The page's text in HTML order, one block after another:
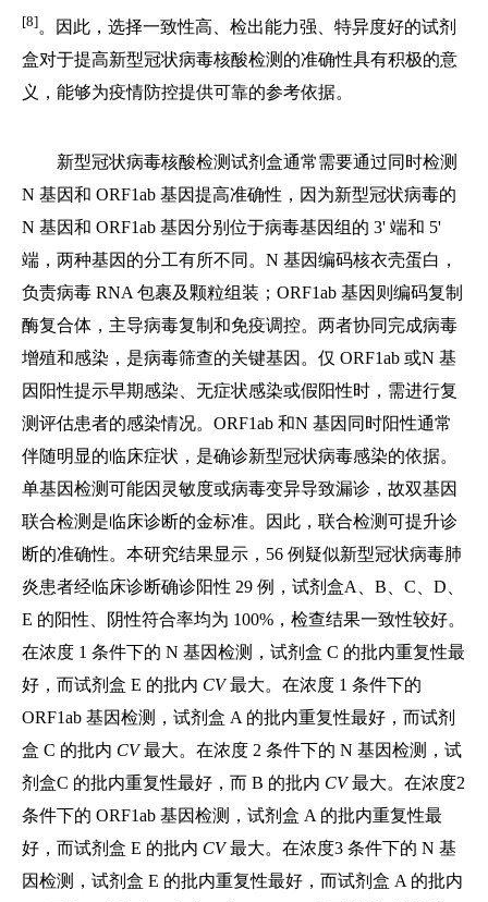
[8]。因此，选择一致性高、检出能力强、特异度好的试剂
盒对于提高新型冠状病毒核酸检测的准确性具有积极的意
义，能够为疫情防控提供可靠的参考依据。
新型冠状病毒核酸检测试剂盒通常需要通过同时检测
N 基因和 ORF1ab 基因提高准确性，因为新型冠状病毒的
N 基因和 ORF1ab 基因分别位于病毒基因组的 3' 端和 5'
端，两种基因的分工有所不同。N 基因编码核衣壳蛋白，
负责病毒 RNA 包裹及颗粒组装；ORF1ab 基因则编码复制
酶复合体，主导病毒复制和免疫调控。两者协同完成病毒
增殖和感染，是病毒筛查的关键基因。仅 ORF1ab 或N 基
因阳性提示早期感染、无症状感染或假阳性时，需进行复
测评估患者的感染情况。ORF1ab 和N 基因同时阳性通常
伴随明显的临床症状，是确诊新型冠状病毒感染的依据。
单基因检测可能因灵敏度或病毒变异导致漏诊，故双基因
联合检测是临床诊断的金标准。因此，联合检测可提升诊
断的准确性。本研究结果显示，56 例疑似新型冠状病毒肺
炎患者经临床诊断确诊阳性 29 例，试剂盒A、B、C、D、
E 的阳性、阴性符合率均为 100%，检查结果一致性较好。
在浓度 1 条件下的 N 基因检测，试剂盒 C 的批内重复性最
好，而试剂盒 E 的批内 CV最大。在浓度 1 条件下的
ORF1ab 基因检测，试剂盒 A 的批内重复性最好，而试剂
盒 C 的批内 CV最大。在浓度 2 条件下的 N 基因检测，试
剂盒C 的批内重复性最好，而 B 的批内 CV最大。在浓度2
条件下的 ORF1ab 基因检测，试剂盒 A 的批内重复性最
好，而试剂盒 E 的批内 CV最大。在浓度3 条件下的 N 基
因检测，试剂盒 E 的批内重复性最好，而试剂盒 A 的批内